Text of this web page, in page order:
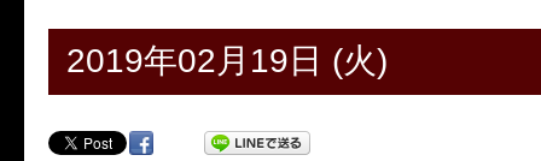
2019年02月19日 (火)